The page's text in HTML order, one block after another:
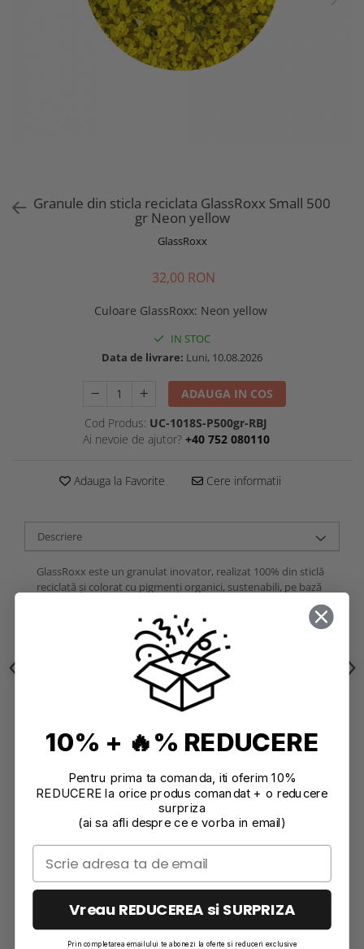
Granule din sticla reciclata GlassRoxx Small 500
gr Neon yellow
GlassRoxx
32,00 RON
Culoare GlassRoxx: Neon yellow
IN STOC
Data de livrare: Luni, 10.08.2026
ADAUGA IN COS
Cod Produs: UC-1018S-P500gr-RBJ
Ai nevoie de ajutor? +40 752 080110
Adauga la Favorite Cere informatii
Descriere
GlassRoxx este un granulat inovator, realizat 100% din sticlă
reciclată și colorat cu pigmenți organici, sustenabili, pe bază
de apă. Este un produs complet circular, perfect compatibil
cu Jesmonite, oferind efecte spectaculoase în diverse
proiecte creative. Sigur și ușor de utilizat, GlassRoxx nu
produce praf, nu este toxic și nu prezintă margini ascuțite,
fiind ideal pentru orice tip de aplicare.
Informatii conformitate produs
Caracteristici
10% + 🔥% REDUCERE
Pentru prima ta comanda, iti oferim 10%
REDUCERE la orice produs comandat + o reducere
surpriza
(ai sa afli despre ce e vorba in email)
Vreau REDUCEREA si SURPRIZA
Prin completarea emailului te abonezi la oferte si reduceri exclusive